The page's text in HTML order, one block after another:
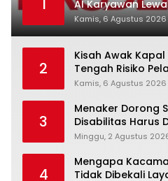
1
AI Karyawan
Kamis, 6 Agustus 2026
2
Kisah Awak
Tengah Risiko
Kamis, 6 Agustus 2026
3
Menaker Dorong
Disabilitas Harus
Setara
Minggu, 2 Agustus 2026
4
Mengapa
Tidak Dibekali